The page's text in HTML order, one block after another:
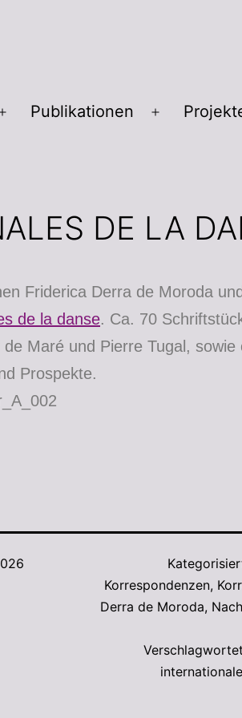
Publikationen
DE LA
Friderica Derra de Moroda
de la danse. Ca. 70
Maré und Pierre Tugal, sowie
Prospekte.
Korrespondenzen,
Derra de Moroda,